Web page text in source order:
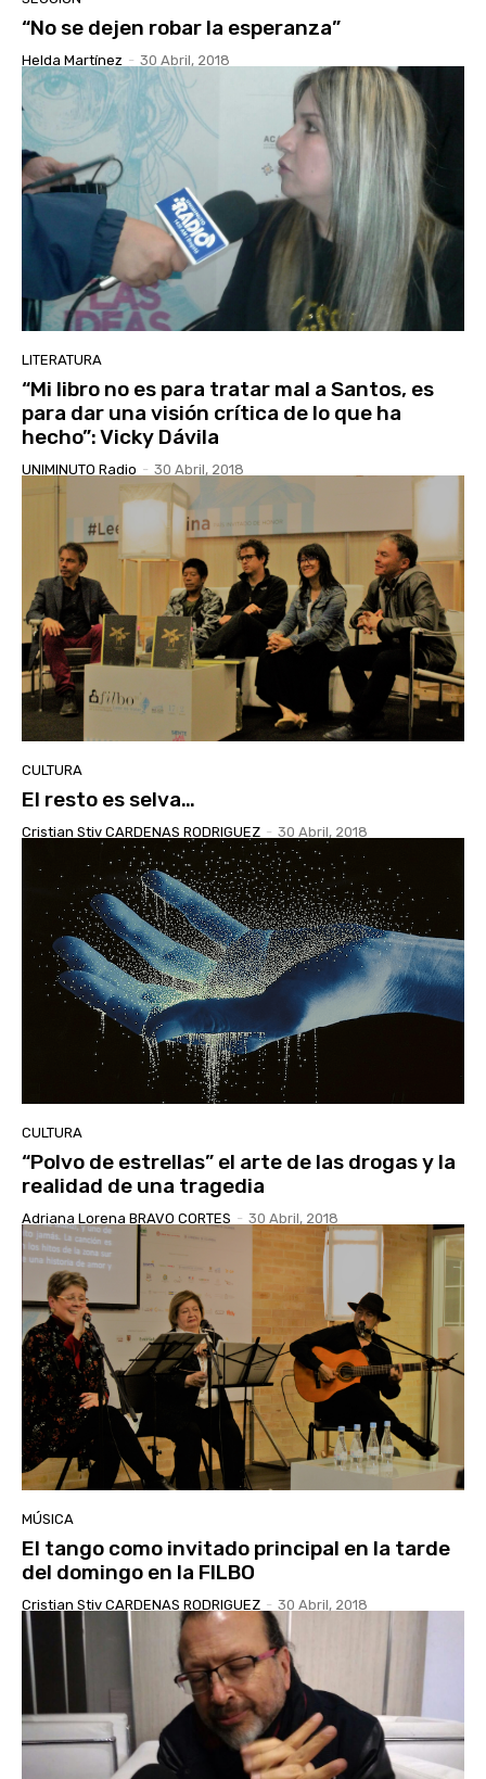
“No se dejen robar la esperanza”
Helda Martínez - 30 Abril, 2018
LITERATURA
“Mi libro no es para tratar mal a Santos, es
para dar una visión crítica de lo que ha
hecho”: Vicky Dávila
UNIMINUTO Radio - 30 Abril, 2018
CULTURA
El resto es selva…
Cristian Stiv CARDENAS RODRIGUEZ - 30 Abril, 2018
CULTURA
“Polvo de estrellas” el arte de las drogas y la
realidad de una tragedia
Adriana Lorena BRAVO CORTES - 30 Abril, 2018
MÚSICA
El tango como invitado principal en la tarde
del domingo en la FILBO
Cristian Stiv CARDENAS RODRIGUEZ - 30 Abril, 2018